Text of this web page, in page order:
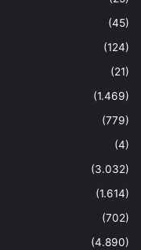
(45)
(124)
(21)
(1.469)
(779)
(4)
(3.032)
(1.614)
(702)
(4.890)